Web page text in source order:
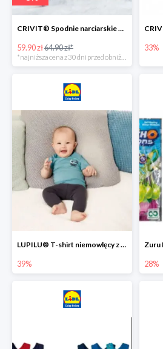
CRIVIT® Spodnie narciarskie dziewczęce
59.90 zł64.90 zł*
*najniższa cena z 30 dni przed obniżką
33%
LUPILU® T-shirt niemowlęcy z biobawełny -39%
39% 28%